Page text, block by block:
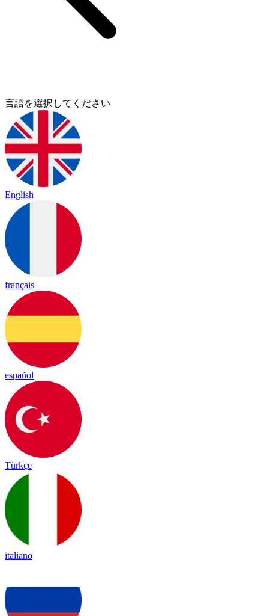
言語を選択してください
English
français
español
Türkçe
italiano